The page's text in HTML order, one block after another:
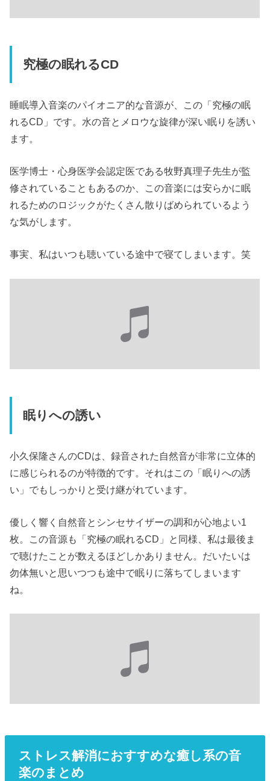
究極の眠れるCD
睡眠導入音楽のパイオニア的な音源が、この「究極の眠
れるCD」です。水の音とメロウな旋律が深い眠りを誘い
ます。
医学博士・心身医学会認定医である牧野真理子先生が監
修されていることもあるのか、この音楽には安らかに眠
れるためのロジックがたくさん散りばめられているよう
な気がします。
事実、私はいつも聴いている途中で寝てしまいます。笑
眠りへの誘い
小久保隆さんのCDは、録音された自然音が非常に立体的
に感じられるのが特徴的です。それはこの「眠りへの誘
い」でもしっかりと受け継がれています。
優しく響く自然音とシンセサイザーの調和が心地よい1
枚。この音源も「究極の眠れるCD」と同様、私は最後ま
で聴けたことが数えるほどしかありません。だいたいは
勿体無いと思いつつも途中で眠りに落ちてしまいます
ね。
ストレス解消におすすめな癒し系の音
楽のまとめ